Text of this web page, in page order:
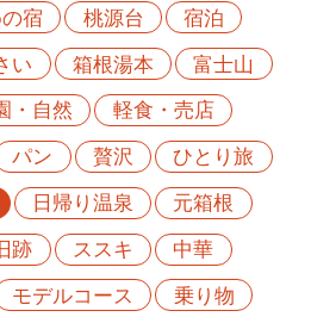
宿
桃源台
宿泊
い 箱根湯本
富士山
・自然
軽食・売店
パン 贅沢
ひとり旅
日帰り温泉
元箱根
跡 ススキ
中華
モデルコース
乗り物